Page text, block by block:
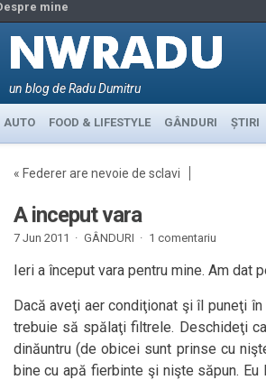
mine
un blog de Radu Dumitru
AUTO FOOD & LIFESTYLE GÂNDURI ȘTIRI
« Federer are nevoie de sclavi
A inceput vara
7 Jun 2011 · GÂNDURI · 1 comentariu
Ieri a început vara pentru mine. Am dat
Dacă aveţi aer condiţionat şi îl puneţi
trebuie să spălaţi filtrele. Deschideţi
dinăuntru (de obicei sunt prinse cu
bine cu apă fierbinte şi nişte săpun.